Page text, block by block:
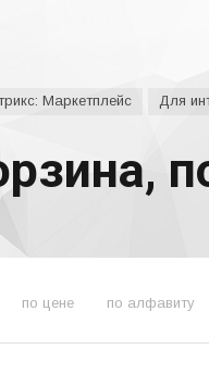
Маркетплейс Для
по цене по алфавиту